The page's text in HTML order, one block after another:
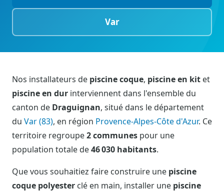
Var
Nos installateurs de piscine coque, piscine en kit et
piscine en dur interviennent dans l'ensemble du
canton de Draguignan, situé dans le département
du Var (83), en région Provence-Alpes-Côte d'Azur. Ce
territoire regroupe2 communes pour une
population totale de46 030 habitants.
Que vous souhaitiez faire construire une piscine
coque polyester clé en main, installer une piscine